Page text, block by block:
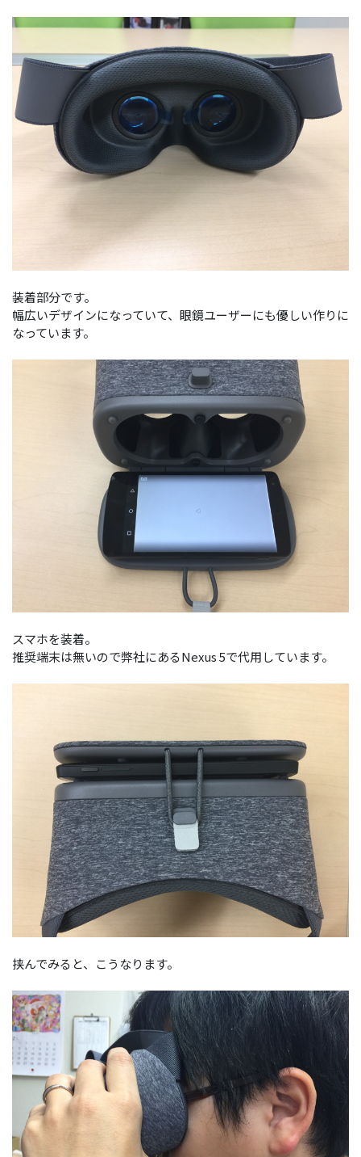
装着部分です。
幅広いデザインになっていて、眼鏡ユーザーにも優しい作りに
なっています。
スマホを装着。
推奨端末は無いので弊社にあるNexus 5で代用しています。
挟んでみると、こうなります。